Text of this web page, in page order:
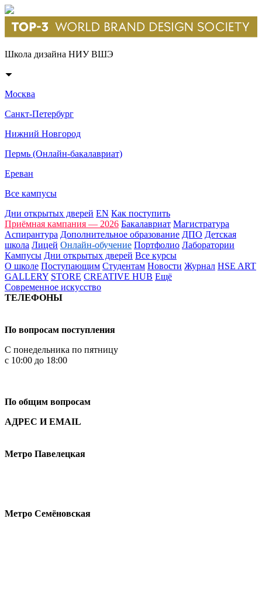
Школа дизайна НИУ ВШЭ
Москва
Санкт-Петербург
Нижний Новгород
Пермь (Онлайн-бакалавриат)
Ереван
Все кампусы
Дни открытых дверей EN Как поступить
Приёмная кампания — 2026 Бакалавриат Магистратура
Аспирантура Дополнительное образование ДПО Детская
школа Лицей Онлайн-обучение Портфолио Лаборатории
Кампусы Дни открытых дверей Все курсы
О школе Поступающим Студентам Новости Журнал HSE ART
GALLERY STORE CREATIVE HUB Ещё
Современное искусство
ТЕЛЕФОНЫ
По вопросам поступления
С понедельника по пятницу
с 10:00 до 18:00
По общим вопросам
АДРЕС И EMAIL
Метро Павелецкая
Метро Семёновская